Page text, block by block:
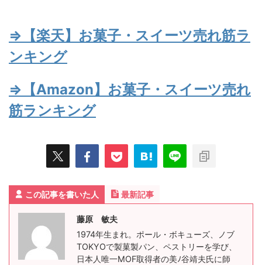
⇒【楽天】お菓子・スイーツ売れ筋ラ
ンキング
⇒【Amazon】お菓子・スイーツ売れ
筋ランキング
この記事を書いた人 最新記事
藤原 敏夫
1974年生まれ。ポール・ボキューズ、ノブ
TOKYOで製菓製パン、ペストリーを学び、
日本人唯一MOF取得者の美ﾉ谷靖夫氏に師